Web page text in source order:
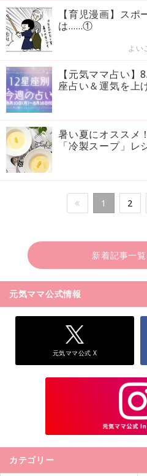
【育児漫画】ス
は……①
よい
【元気ママ占い
座占い＆運気を上
暑い夏にオススメ
「冷製スープ」レ
1 2
新着記事一
元気ママ公式情報
元気ママ公式 X
カテゴリー